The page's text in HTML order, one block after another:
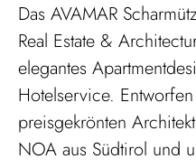
Das AVAMAR
Real Estate &
elegantes
Hotelservice.
preisgekrönten
NOA aus Südtirol und